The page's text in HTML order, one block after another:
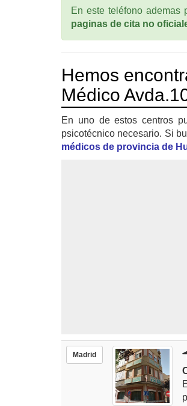
En este teléfono ademas
paginas de cita no
Hemos
Médico
En uno de estos centros
psicotécnico necesario. Si
médicos de provincia de
Madrid